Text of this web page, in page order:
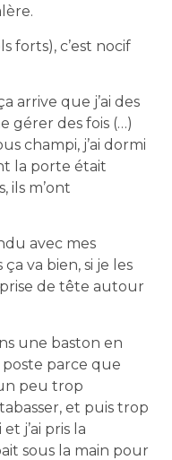
forts), c’est nocif
arrive que j’ai des
gérer des fois (…)
champi, j’ai dormi
la porte était
ils m’ont
avec mes
va bien, si je les
de tête autour
une baston en
poste parce que
un peu trop
et puis trop
j’ai pris la
sous la main pour